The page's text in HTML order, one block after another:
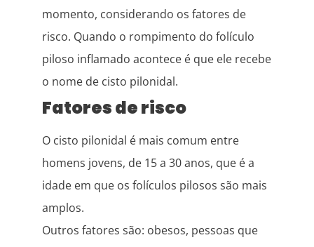
momento, considerando os fatores de
risco. Quando o rompimento do folículo
piloso inflamado acontece é que ele recebe
o nome de cisto pilonidal.
Fatores de risco
O cisto pilonidal é mais comum entre
homens jovens, de 15 a 30 anos, que é a
idade em que os folículos pilosos são mais
amplos.
Outros fatores são: obesos, pessoas que